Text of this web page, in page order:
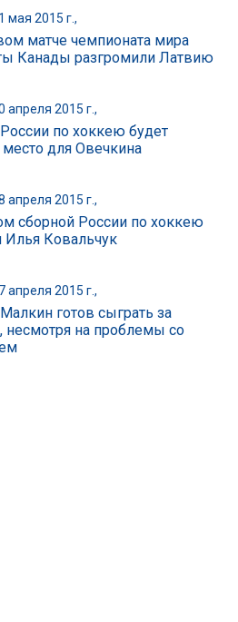
мая 2015 г.,
матче чемпионата мира
Канады разгромили Латвию
апреля 2015 г.,
по хоккею будет
для Овечкина
апреля 2015 г.,
сборной России по хоккею
Илья Ковальчук
апреля 2015 г.,
готов сыграть за
несмотря на проблемы со